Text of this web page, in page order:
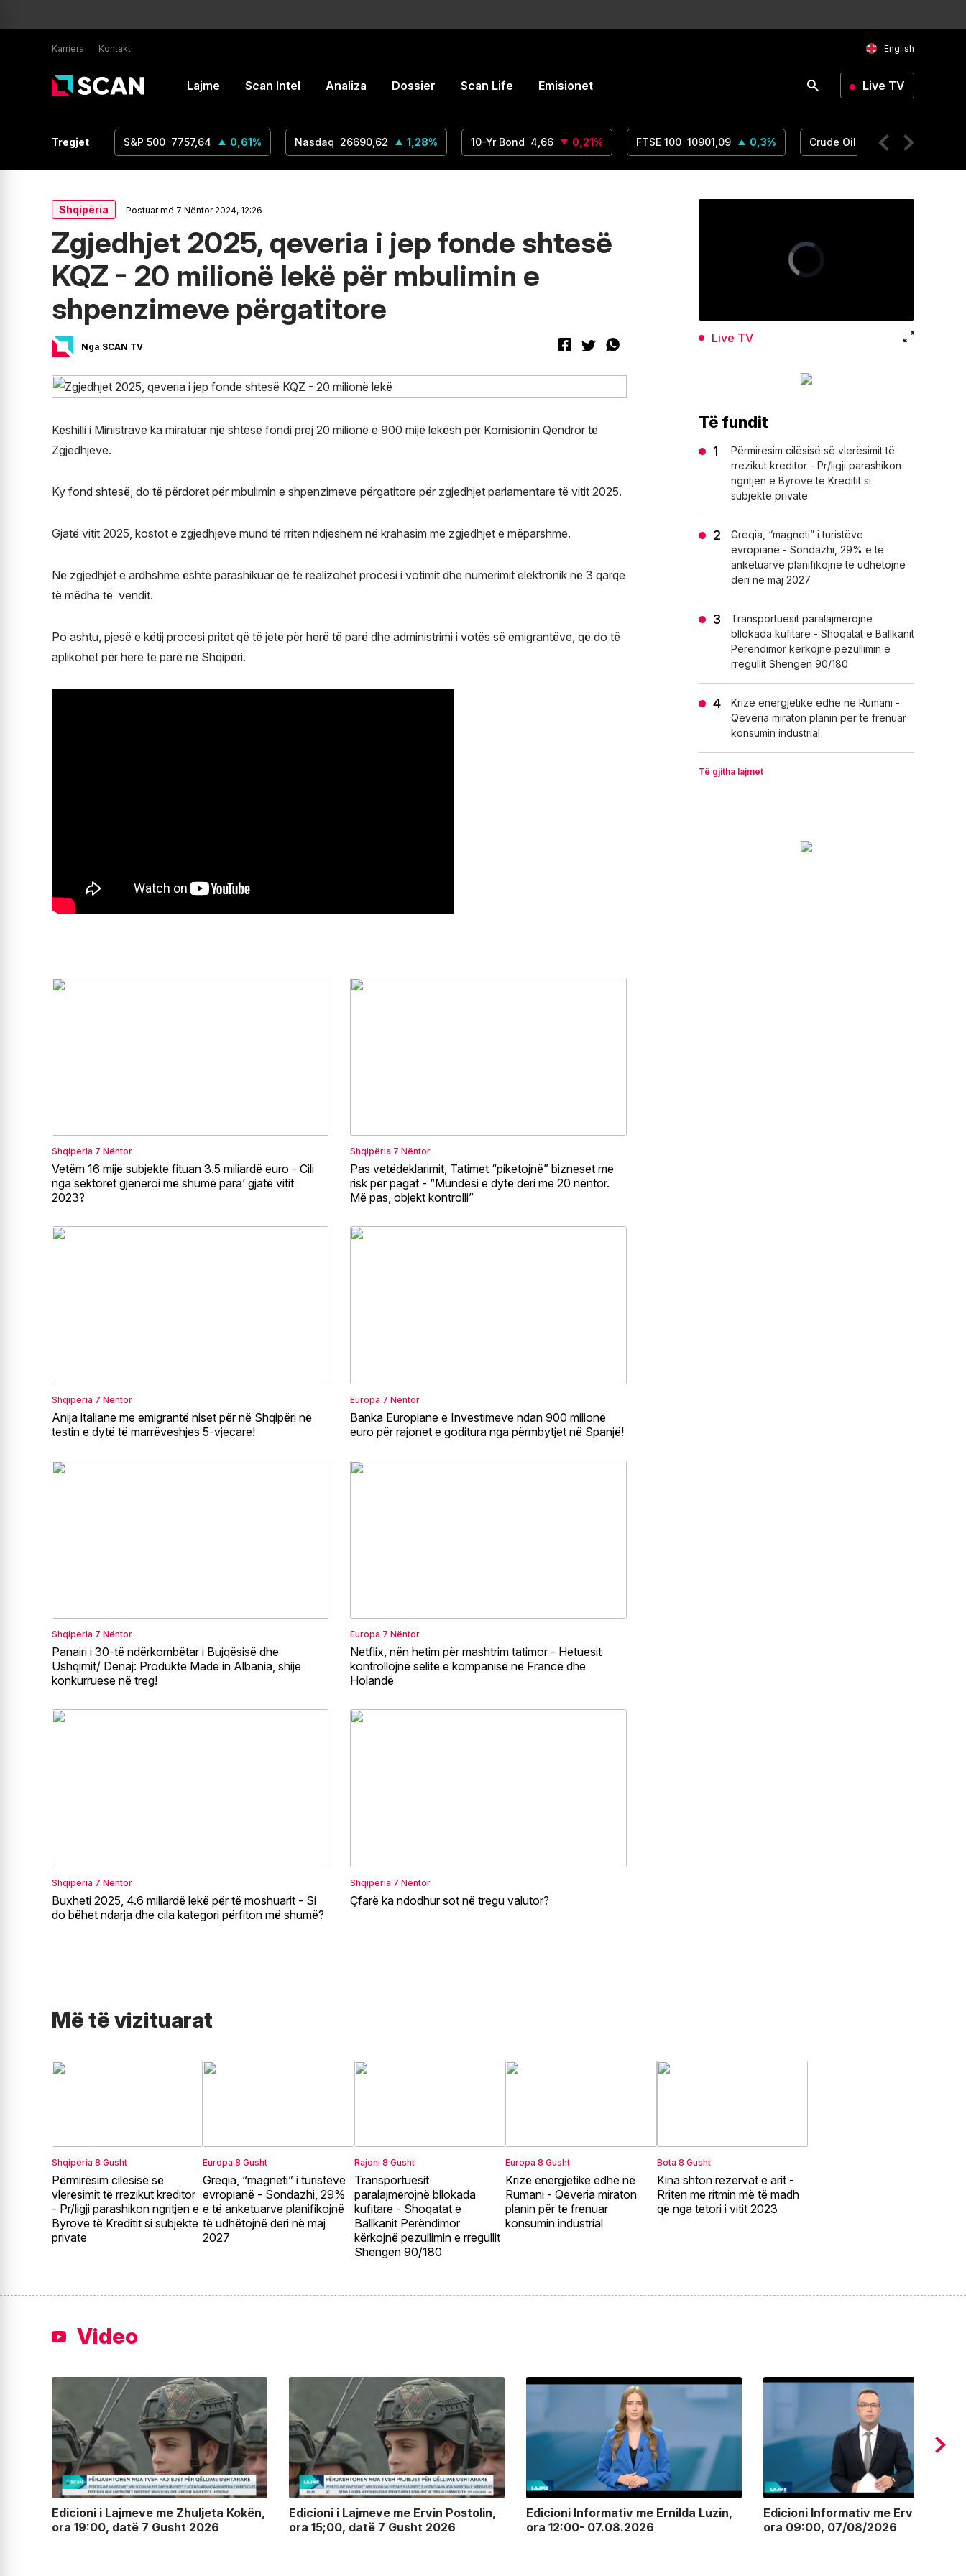
Karriera Kontakt English
Lajme Scan Intel Analiza Dossier Scan Life Emisionet Live TV
Tregjet
1,16 0% S&P 500 7757,64 0,61% Nasdaq 26690,62 1,28% 10-Yr Bond 4,66 0,21% FTSE 100 10901,09 0,3% Crude Oil 78,18 1,14
Shqipëria Postuar më 7 Nëntor 2024, 12:26
Zgjedhjet 2025, qeveria i jep fonde shtesë
KQZ - 20 milionë lekë për mbulimin e
shpenzimeve përgatitore
Nga SCAN TV
Këshilli i Ministrave ka miratuar një shtesë fondi prej 20 milionë e 900 mijë lekësh për Komisionin Qendror të
Zgjedhjeve.
Ky fond shtesë, do të përdoret për mbulimin e shpenzimeve përgatitore për zgjedhjet parlamentare të vitit 2025.
Gjatë vitit 2025, kostot e zgjedhjeve mund të rriten ndjeshëm në krahasim me zgjedhjet e mëparshme.
Në zgjedhjet e ardhshme është parashikuar që të realizohet procesi i votimit dhe numërimit elektronik në 3 qarqe
të mëdha të vendit.
Po ashtu, pjesë e këtij procesi pritet që të jetë për herë të parë dhe administrimi i votës së emigrantëve, që do të
aplikohet për herë të parë në Shqipëri.
Shqipëria 7 Nëntor
Vetëm 16 mijë subjekte fituan 3.5 miliardë euro - Cili
nga sektorët gjeneroi më shumë para’ gjatë vitit
2023?
Shqipëria 7 Nëntor
Pas vetëdeklarimit, Tatimet “piketojnë” bizneset me
risk për pagat - “Mundësi e dytë deri me 20 nëntor.
Më pas, objekt kontrolli”
Shqipëria 7 Nëntor
Anija italiane me emigrantë niset për në Shqipëri në
testin e dytë të marrëveshjes 5-vjecare!
Europa 7 Nëntor
Banka Europiane e Investimeve ndan 900 milionë
euro për rajonet e goditura nga përmbytjet në Spanjë!
Shqipëria 7 Nëntor
Panairi i 30-të ndërkombëtar i Bujqësisë dhe
Ushqimit/ Denaj: Produkte Made in Albania, shije
konkurruese në treg!
Europa 7 Nëntor
Netflix, nën hetim për mashtrim tatimor - Hetuesit
kontrollojnë selitë e kompanisë në Francë dhe
Holandë
Shqipëria 7 Nëntor
Buxheti 2025, 4.6 miliardë lekë për të moshuarit - Si
do bëhet ndarja dhe cila kategori përfiton më shumë?
Shqipëria 7 Nëntor
Çfarë ka ndodhur sot në tregu valutor?
Live TV
Të fundit
Përmirësim cilësisë së vlerësimit të
rrezikut kreditor - Pr/ligji parashikon
ngritjen e Byrove të Kreditit si
subjekte private
Greqia, “magneti” i turistëve
evropianë - Sondazhi, 29% e të
anketuarve planifikojnë të udhëtojnë
deri në maj 2027
Transportuesit paralajmërojnë
bllokada kufitare - Shoqatat e Ballkanit
Perëndimor kërkojnë pezullimin e
rregullit Shengen 90/180
Krizë energjetike edhe në Rumani -
Qeveria miraton planin për të frenuar
konsumin industrial
Të gjitha lajmet
Më të vizituarat
Shqipëria 8 Gusht
Përmirësim cilësisë së
vlerësimit të rrezikut kreditor
- Pr/ligji parashikon ngritjen e
Byrove të Kreditit si subjekte
private
Europa 8 Gusht
Greqia, “magneti” i turistëve
evropianë - Sondazhi, 29%
e të anketuarve planifikojnë
të udhëtojnë deri në maj
2027
Rajoni 8 Gusht
Transportuesit
paralajmërojnë bllokada
kufitare - Shoqatat e
Ballkanit Perëndimor
kërkojnë pezullimin e rregullit
Shengen 90/180
Europa 8 Gusht
Krizë energjetike edhe në
Rumani - Qeveria miraton
planin për të frenuar
konsumin industrial
Bota 8 Gusht
Kina shton rezervat e arit -
Rriten me ritmin më të madh
që nga tetori i vitit 2023
Video
Edicioni i Lajmeve me Zhuljeta Kokën,
ora 19:00, datë 7 Gusht 2026
Edicioni i Lajmeve me Ervin Postolin,
ora 15;00, datë 7 Gusht 2026
Edicioni Informativ me Ernilda Luzin,
ora 12:00- 07.08.2026
Edicioni Informativ me Ervin
ora 09:00, 07/08/2026